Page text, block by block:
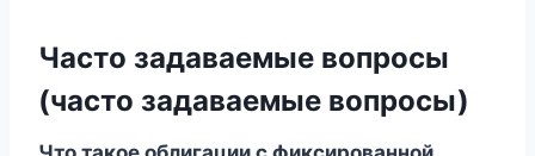
Часто задаваемые вопросы
(часто задаваемые вопросы)